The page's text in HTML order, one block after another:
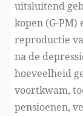
uitsluitend
kopen (G-PM)
reproductie
na de
hoeveelheid
voortkwam,
pensioenen,